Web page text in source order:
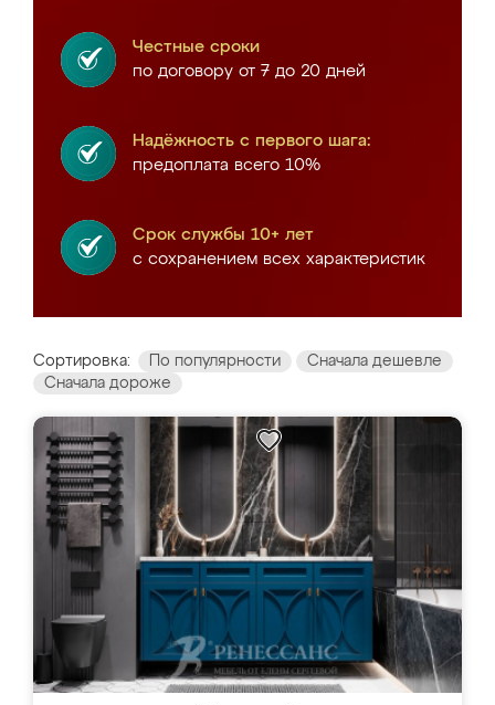
Честные сроки
по договору от 7 до 20 дней
Надёжность с первого шага:
предоплата всего 10%
Срок службы 10+ лет
с сохранением всех характеристик
Сортировка: По популярности
Сначала дешевле
Сначала дороже